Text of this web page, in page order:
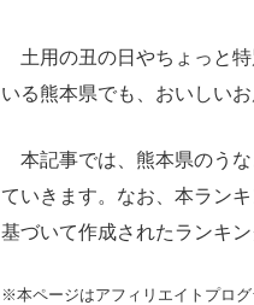
ちょっと気になるネットの話題
土用の丑の日やちょっと特
いる熊本県でも、おいしい
本記事では、熊本県のうな
ていきます。なお、本ラン
基づいて作成されたランキン
※本ページはアフィリエイトプロ